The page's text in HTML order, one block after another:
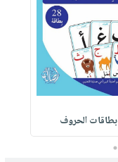
بطاقات الحروف
5